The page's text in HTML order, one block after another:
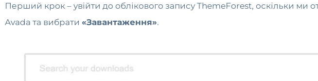
Перший крок – увійти до облікового запису ThemeForest, оскільки ми
Avada та вибрати «Завантаження».